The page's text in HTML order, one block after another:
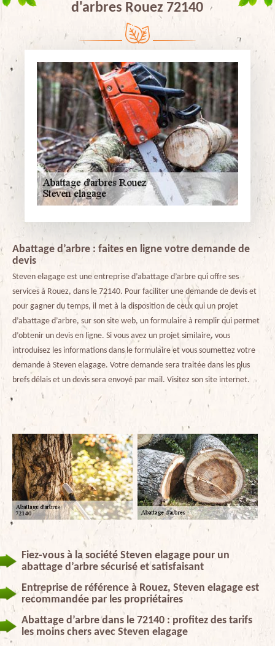
d'arbres Rouez 72140
Abattage d’arbre : faites en ligne votre demande de
devis
Steven elagage est une entreprise d’abattage d’arbre qui offre ses
services à Rouez, dans le 72140. Pour faciliter une demande de devis et
pour gagner du temps, il met à la disposition de ceux qui un projet
d’abattage d’arbre, sur son site web, un formulaire à remplir qui permet
d’obtenir un devis en ligne. Si vous avez un projet similaire, vous
introduisez les informations dans le formulaire et vous soumettez votre
demande à Steven elagage. Votre demande sera traitée dans les plus
brefs délais et un devis sera envoyé par mail. Visitez son site internet.
Fiez-vous à la société Steven elagage pour un
abattage d’arbre sécurisé et satisfaisant
Entreprise de référence à Rouez, Steven elagage est
recommandée par les propriétaires
Abattage d’arbre dans le 72140 : profitez des tarifs
les moins chers avec Steven elagage